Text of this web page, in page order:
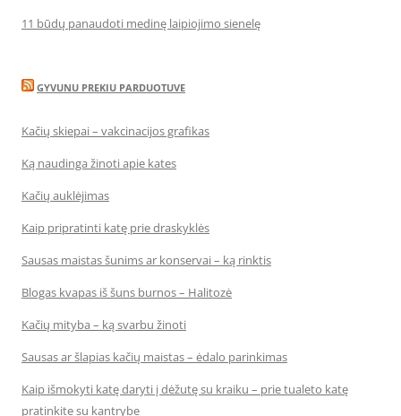
11 būdų panaudoti medinę laipiojimo sienelę
GYVUNU PREKIU PARDUOTUVE
Kačių skiepai – vakcinacijos grafikas
Ką naudinga žinoti apie kates
Kačių auklėjimas
Kaip pripratinti katę prie draskyklės
Sausas maistas šunims ar konservai – ką rinktis
Blogas kvapas iš šuns burnos – Halitozė
Kačių mityba – ką svarbu žinoti
Sausas ar šlapias kačių maistas – ėdalo parinkimas
Kaip išmokyti katę daryti į dėžutę su kraiku – prie tualeto katę
pratinkite su kantrybe